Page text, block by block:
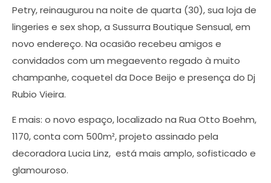
Petry, reinaugurou na noite de quarta (30), sua loja de
lingeries e sex shop, a Sussurra Boutique Sensual, em
novo endereço. Na ocasião recebeu amigos e
convidados com um megaevento regado à muito
champanhe, coquetel da Doce Beijo e presença do Dj
Rubio Vieira.
E mais: o novo espaço, localizado na Rua Otto Boehm,
1170, conta com 500m², projeto assinado pela
decoradora Lucia Linz, está mais amplo, sofisticado e
glamouroso.